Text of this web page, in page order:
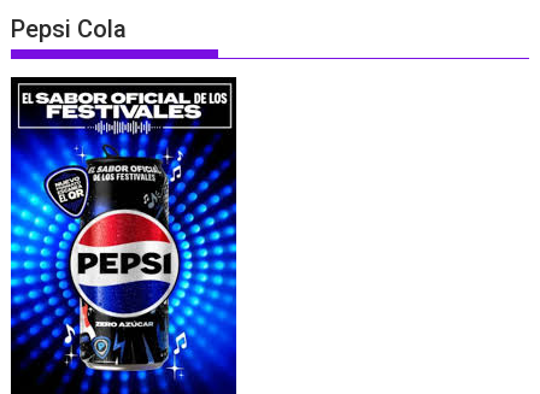
Pepsi Cola